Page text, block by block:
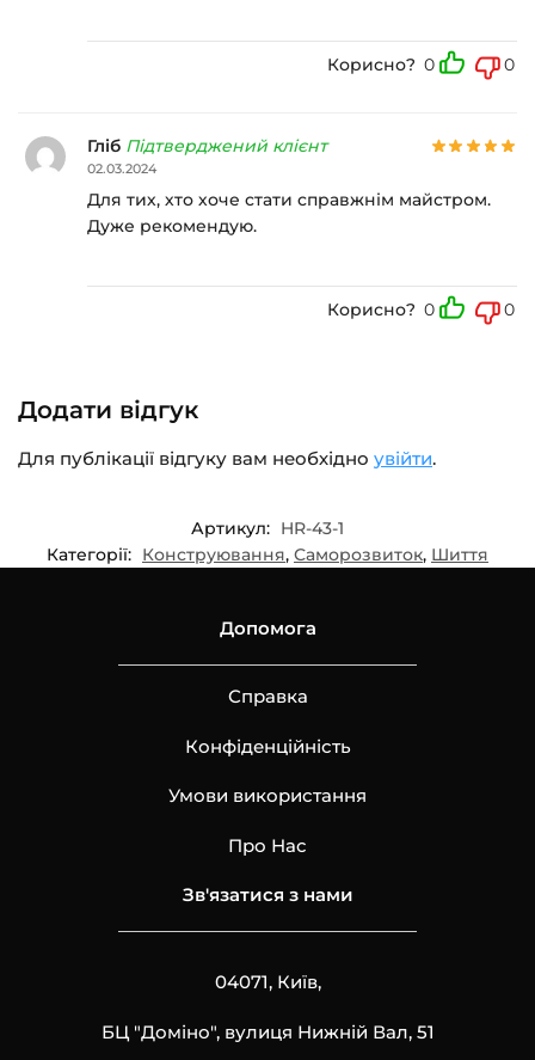
Корисно? 0 0
Гліб Підтверджений клієнт
02.03.2024
Для тих, хто хоче стати справжнім майстром.
Дуже рекомендую.
Корисно? 0 0
Додати відгук
Для публікації відгуку вам необхідно увійти.
Артикул: HR-43-1
Категорії: Конструювання, Саморозвиток, Шиття
Допомога
Справка
Конфіденційність
Умови використання
Про Нас
Зв'язатися з нами
04071, Київ,
БЦ "Доміно", вулиця Нижній Вал, 51